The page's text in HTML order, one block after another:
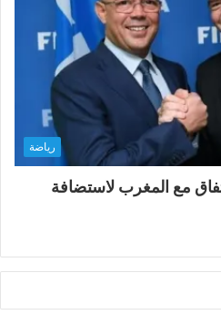
رياضة
مع المغرب لاستضافة